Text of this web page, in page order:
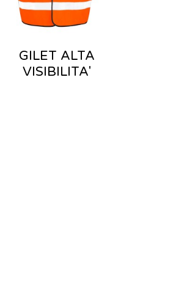
GILET ALTA
VISIBILITA'